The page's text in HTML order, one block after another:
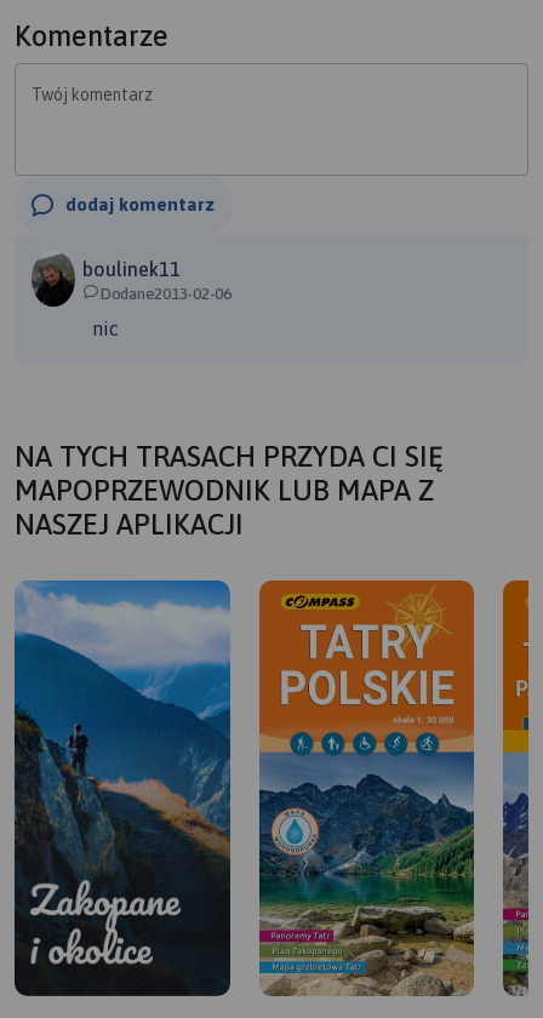
Komentarze
Twój komentarz
dodaj komentarz
boulinek11
Dodane2013-02-06
nic
NA TYCH TRASACH PRZYDA CI SIĘ
MAPOPRZEWODNIK LUB MAPA Z
NASZEJ APLIKACJI